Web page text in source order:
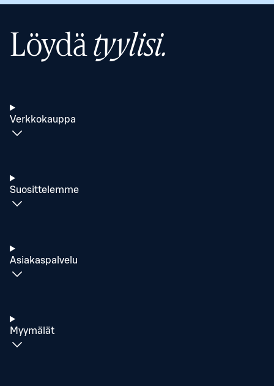
Löydätyylisi.
Verkkokauppa
Suosittelemme
Asiakaspalvelu
Myymälät